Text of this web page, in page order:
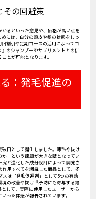
その回避策
かるといった意見や、価格が高い点を
には、自分の頭皮や髪の状態をしっ
割引や定期コースの活用によってコ
のシャンプーやサプリメントとの併
とが可能となります。
：発毛促進の
破口として誕生しました。薄毛や抜け
」という課題が大きな壁となってい
と進化した成分設計によって開発さ
用すべてを網羅した商品として、多
スは「発毛促進剤」として5つの有効
の改善や抜け毛予防にも寄与する設
して、実際に使用したユーザーから
った体感が報告されています。